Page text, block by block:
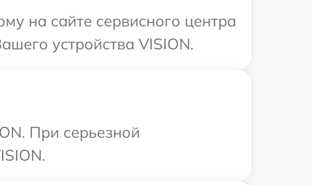
на сайте сервисного центра
устройства VISION.
При серьезной